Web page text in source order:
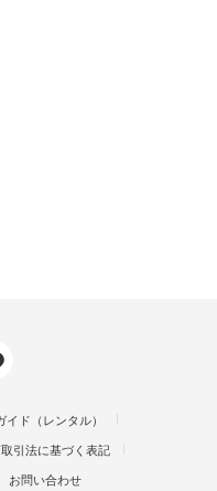
イド（レンタル）
引法に基づく表記
お問い合わせ